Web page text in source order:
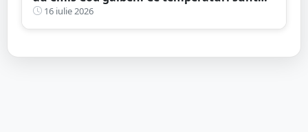
așteptate și când expiră avertizarea meteo
16 iulie 2026